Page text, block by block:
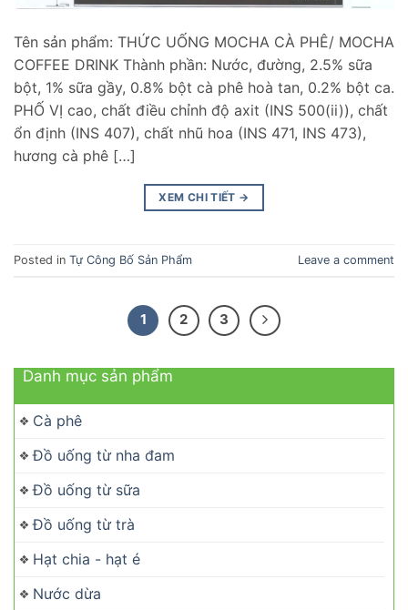
Tên sản phẩm: THỨC UỐNG MOCHA CÀ PHÊ/ MOCHA
COFFEE DRINK Thành phần: Nước, đường, 2.5% sữa
bột, 1% sữa gầy, 0.8% bột cà phê hoà tan, 0.2% bột ca.
PHỐ VỊ cao, chất điều chỉnh độ axit (INS 500(ii)), chất
ổn định (INS 407), chất nhũ hoa (INS 471, INS 473),
hương cà phê […]
XEM CHI TIẾT →
Posted in Tự Công Bố Sản Phẩm Leave a comment
1 2 3
Danh mục sản phẩm
Cà phê
Đồ uống từ nha đam
Đồ uống từ sữa
Đồ uống từ trà
Hạt chia - hạt é
Nước dừa